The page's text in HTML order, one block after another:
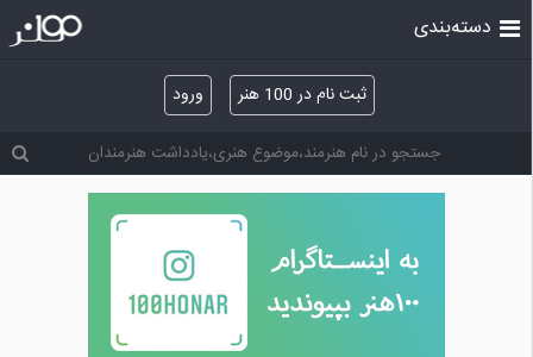
ثبت نام در 100 هنر ورود
دسته‌بندی